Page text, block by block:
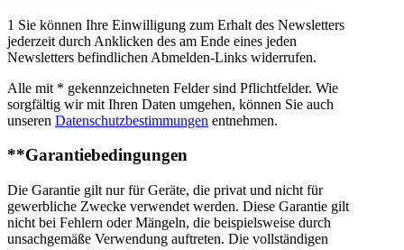
1 Sie können Ihre Einwilligung zum Erhalt des Newsletters
jederzeit durch Anklicken des am Ende eines jeden
Newsletters befindlichen Abmelden-Links widerrufen.
Alle mit * gekennzeichneten Felder sind Pflichtfelder. Wie
sorgfältig wir mit Ihren Daten umgehen, können Sie auch
unseren Datenschutzbestimmungen entnehmen.
**Garantiebedingungen
Die Garantie gilt nur für Geräte, die privat und nicht für
gewerbliche Zwecke verwendet werden. Diese Garantie gilt
nicht bei Fehlern oder Mängeln, die beispielsweise durch
unsachgemäße Verwendung auftreten. Die vollständigen